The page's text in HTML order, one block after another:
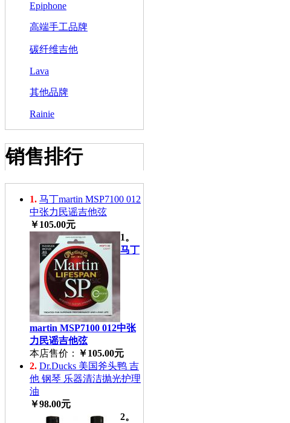
Epiphone
高端手工品牌
碳纤维吉他
Lava
其他品牌
Rainie
销售排行
1. 马丁martin MSP7100 012
中张力民谣吉他弦
￥105.00元
1。
马丁
martin MSP7100 012中张
力民谣吉他弦
本店售价： ￥105.00元
2. Dr.Ducks 美国斧头鸭 吉
他 钢琴 乐器清洁抛光护理
油
￥98.00元
2。